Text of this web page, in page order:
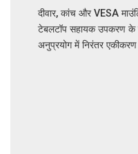
दीवार, कांच और VESA
टेबलटॉप सहायक उपकरण के
अनुप्रयोग में निरंतर